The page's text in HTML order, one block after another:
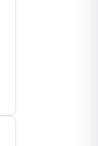
Freeze Hair (250 ml)